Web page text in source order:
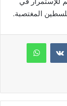
المغتصبة.